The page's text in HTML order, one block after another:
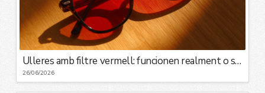
Ulleres amb filtre vermell: funcionen realment o són una moda?
26/06/2026